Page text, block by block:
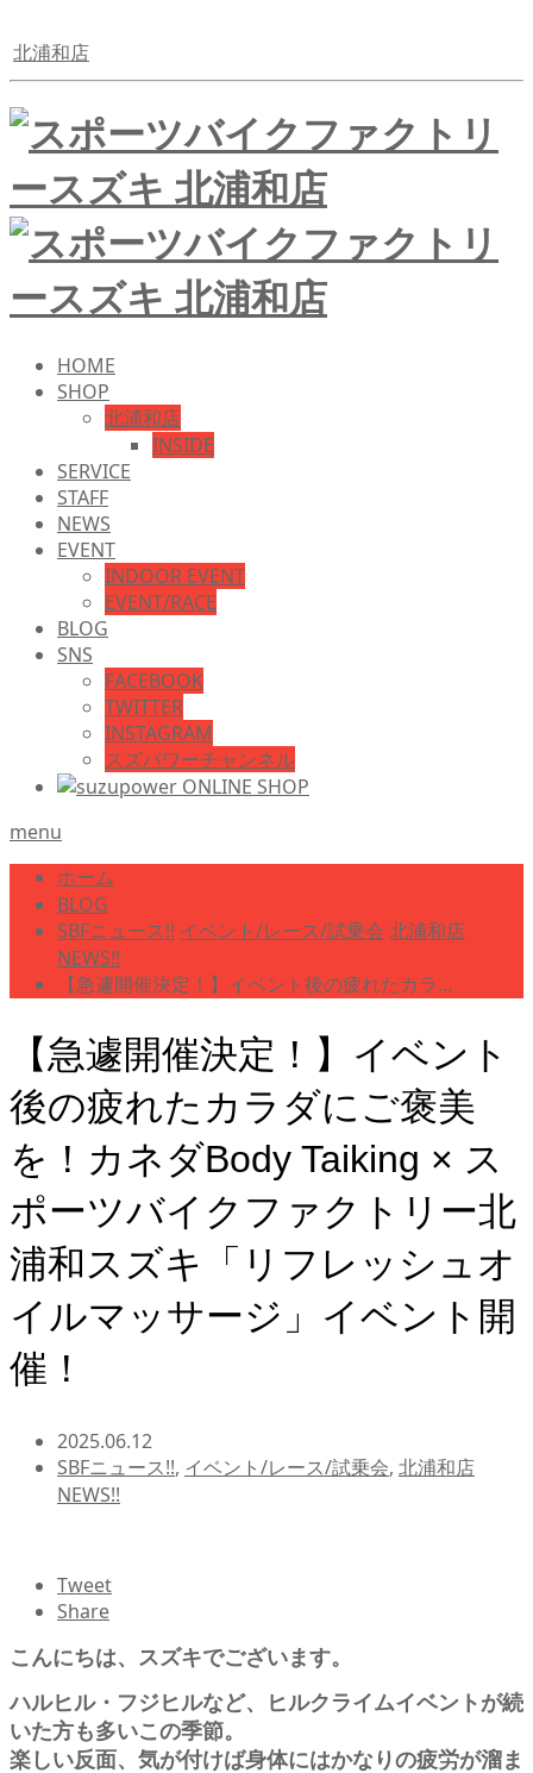
北浦和店
HOME
SHOP
北浦和店
INSIDE
SERVICE
STAFF
NEWS
EVENT
INDOOR EVENT
EVENT/RACE
BLOG
SNS
FACEBOOK
TWITTER
INSTAGRAM
スズパワーチャンネル
menu
ホーム
BLOG
SBFニュース!! イベント/レース/試乗会 北浦和店
NEWS!!
【急遽開催決定！】イベント後の疲れたカラ…
【急遽開催決定！】イベント
後の疲れたカラダにご褒美
を！カネダBody Taiking × ス
ポーツバイクファクトリー北
浦和スズキ「リフレッシュオ
イルマッサージ」イベント開
催！
2025.06.12
SBFニュース!!, イベント/レース/試乗会, 北浦和店
NEWS!!
Tweet
Share
こんにちは、スズキでございます。
ハルヒル・フジヒルなど、ヒルクライムイベントが続
いた方も多いこの季節。
楽しい反面、気が付けば身体にはかなりの疲労が溜ま